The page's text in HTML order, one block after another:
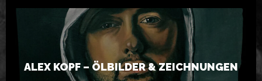
ALEX KOPF – ÖLBILDER & ZEICHNUNGEN